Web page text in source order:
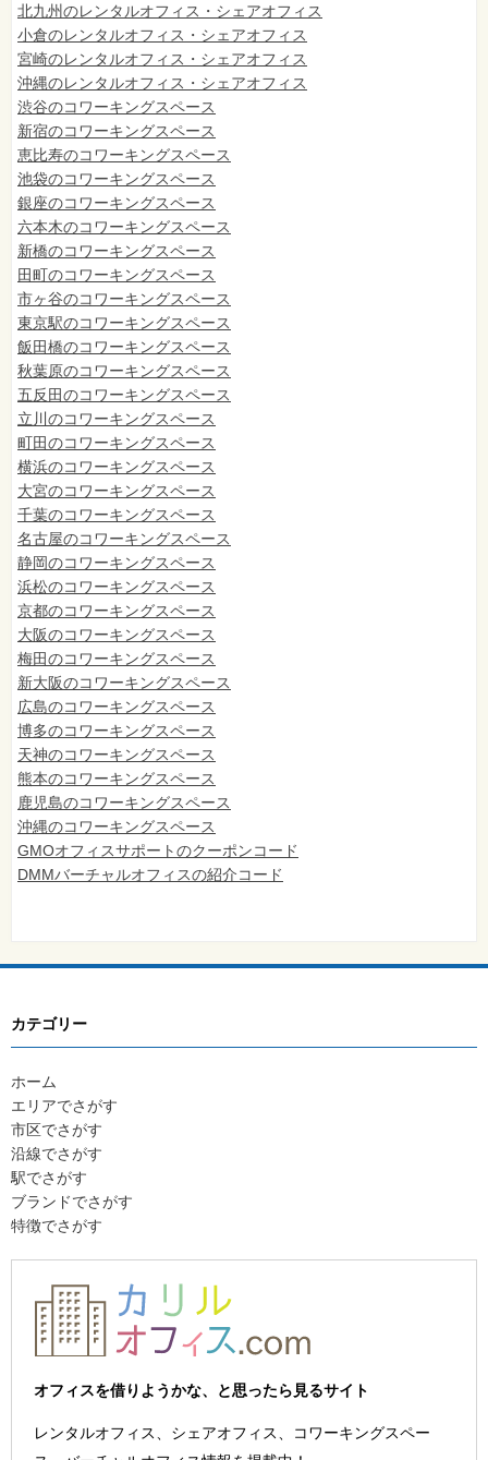
北九州のレンタルオフィス・シェアオフィス
小倉のレンタルオフィス・シェアオフィス
宮崎のレンタルオフィス・シェアオフィス
沖縄のレンタルオフィス・シェアオフィス
渋谷のコワーキングスペース
新宿のコワーキングスペース
恵比寿のコワーキングスペース
池袋のコワーキングスペース
銀座のコワーキングスペース
六本木のコワーキングスペース
新橋のコワーキングスペース
田町のコワーキングスペース
市ヶ谷のコワーキングスペース
東京駅のコワーキングスペース
飯田橋のコワーキングスペース
秋葉原のコワーキングスペース
五反田のコワーキングスペース
立川のコワーキングスペース
町田のコワーキングスペース
横浜のコワーキングスペース
大宮のコワーキングスペース
千葉のコワーキングスペース
名古屋のコワーキングスペース
静岡のコワーキングスペース
浜松のコワーキングスペース
京都のコワーキングスペース
大阪のコワーキングスペース
梅田のコワーキングスペース
新大阪のコワーキングスペース
広島のコワーキングスペース
博多のコワーキングスペース
天神のコワーキングスペース
熊本のコワーキングスペース
鹿児島のコワーキングスペース
沖縄のコワーキングスペース
GMOオフィスサポートのクーポンコード
DMMバーチャルオフィスの紹介コード
カテゴリー
ホーム
エリアでさがす
市区でさがす
沿線でさがす
駅でさがす
ブランドでさがす
特徴でさがす
オフィスを借りようかな、と思ったら見るサイト
レンタルオフィス、シェアオフィス、コワーキングスペー